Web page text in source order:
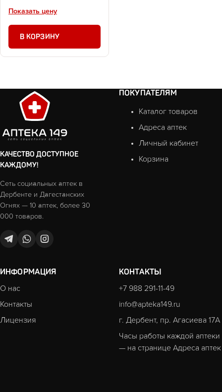
Показать цену
В КОРЗИНУ
КАЧЕСТВО ДОСТУПНОЕ
КАЖДОМУ!
Сеть социальных аптек в
Дербенте и Дагестанских
Огнях — 10 аптек, более 30
000 товаров.
ПОКУПАТЕЛЯМ
Каталог товаров
Адреса аптек
Личный кабинет
Корзина
ИНФОРМАЦИЯ
О нас
Контакты
Лицензия
КОНТАКТЫ
+7 988 291-11-49
info@apteka149.ru
г. Дербент, пр. Агасиева 17А
Часы работы каждой аптеки
— на странице Адреса аптек